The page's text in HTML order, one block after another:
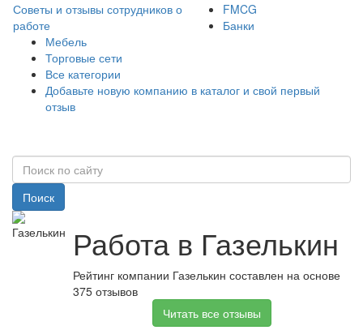
Советы и отзывы сотрудников о
работе
FMCG
Банки
Мебель
Торговые сети
Все категории
Добавьте новую компанию в каталог и свой первый
отзыв
Поиск
Работа в Газелькин
Рейтинг компании Газелькин составлен на основе
375 отзывов
Читать все отзывы